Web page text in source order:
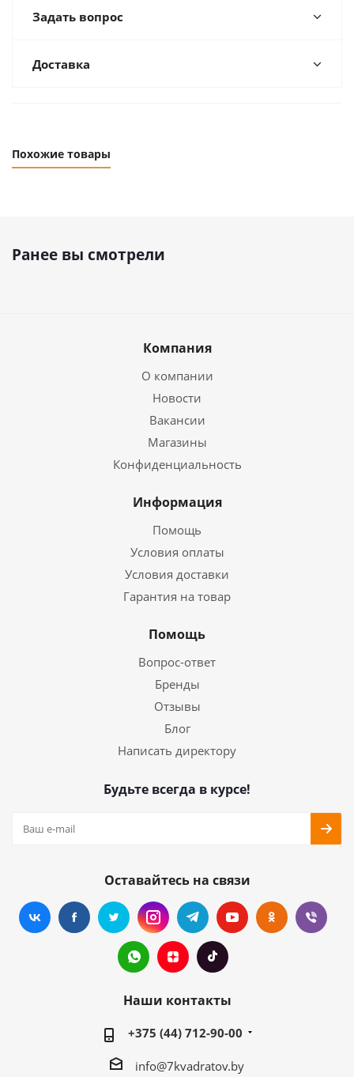
Задать вопрос
Доставка
Похожие товары
Ранее вы смотрели
Компания
О компании
Новости
Вакансии
Магазины
Конфиденциальность
Информация
Помощь
Условия оплаты
Условия доставки
Гарантия на товар
Помощь
Вопрос-ответ
Бренды
Отзывы
Блог
Написать директору
Будьте всегда в курсе!
Оставайтесь на связи
Наши контакты
+375 (44) 712-90-00
info@7kvadratov.by